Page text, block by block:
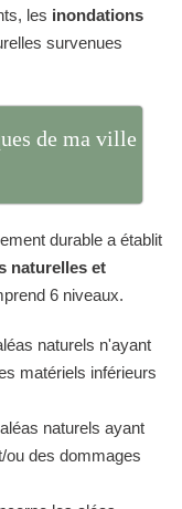
les inondations
survenues
de ma ville
durable a établit
naturelles et
6 niveaux.
naturels n'ayant
matériels inférieurs
naturels ayant
ou des dommages